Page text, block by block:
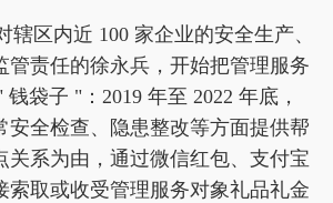
辖区内近 100 家企业的安全生产、
管责任的徐永兵，开始把管理服务
袋子 "：2019 年至 2022 年底，
安全检查、隐患整改等方面提供帮
关系为由，通过微信红包、支付宝
索取或收受管理服务对象礼品礼金